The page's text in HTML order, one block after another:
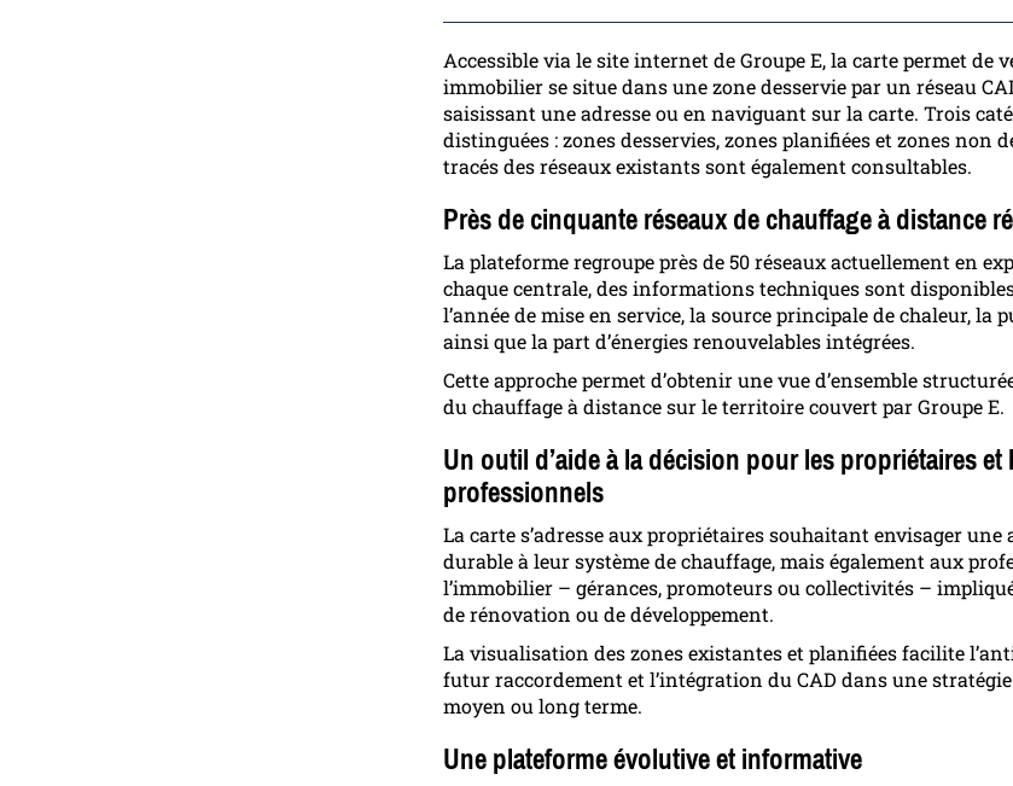
Accessible via le site internet de Groupe E, la carte permet de
immobilier se situe dans une zone desservie par un réseau
saisissant une adresse ou en naviguant sur la carte. Trois
distinguées : zones desservies, zones planifiées et zones non
tracés des réseaux existants sont également consultables.
Près de cinquante réseaux de chauffage à distance
La plateforme regroupe près de 50 réseaux actuellement en
chaque centrale, des informations techniques sont
l’année de mise en service, la source principale de chaleur, la
ainsi que la part d’énergies renouvelables intégrées.
Cette approche permet d’obtenir une vue d’ensemble
du chauffage à distance sur le territoire couvert par Groupe E.
Un outil d’aide à la décision pour les propriétaires et
professionnels
La carte s’adresse aux propriétaires souhaitant envisager
durable à leur système de chauffage, mais également aux
l’immobilier – gérances, promoteurs ou collectivités –
de rénovation ou de développement.
La visualisation des zones existantes et planifiées facilite
futur raccordement et l’intégration du CAD dans une
moyen ou long terme.
Une plateforme évolutive et informative